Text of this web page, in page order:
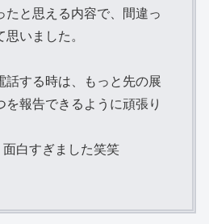
たと思える内容で、間違っ
いました。
話する時は、もっと先の展
報告できるように頑張り
白すぎました笑笑